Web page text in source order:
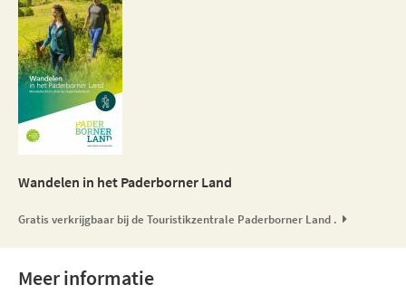
Wandelen in het Paderborner Land
Gratis verkrijgbaar bij de Touristikzentrale Paderborner Land .
Meer informatie